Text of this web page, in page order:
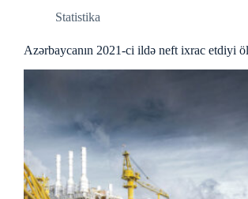
Statistika
Azərbaycanın 2021-ci ildə neft ixrac etdiyi